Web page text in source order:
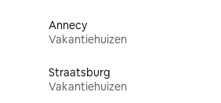
Annecy
Vakantiehuizen
Straatsburg
Vakantiehuizen